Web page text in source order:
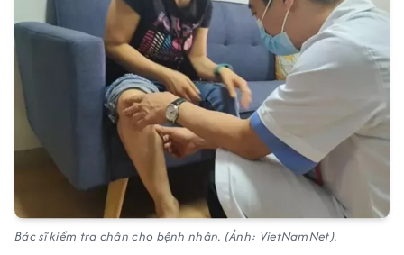
Bác sĩ kiểm tra chân cho bệnh nhân. (Ảnh: VietNamNet).